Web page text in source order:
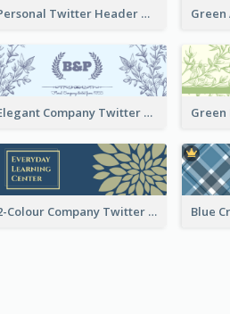
Personal Twitter Header Of Hiker
Elegant Company Twitter Header In Blue Colour Tone
2-Colour Company Twitter Header